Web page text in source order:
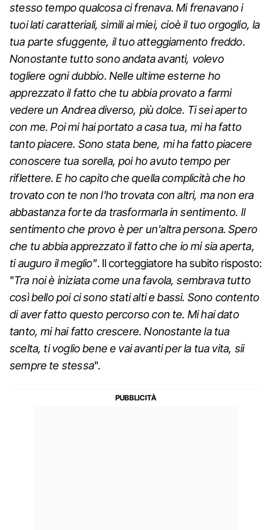
stesso tempo qualcosa ci frenava. Mi frenavano i
tuoi lati caratteriali, simili ai miei, cioè il tuo orgoglio, la
tua parte sfuggente, il tuo atteggiamento freddo.
Nonostante tutto sono andata avanti, volevo
togliere ogni dubbio. Nelle ultime esterne ho
apprezzato il fatto che tu abbia provato a farmi
vedere un Andrea diverso, più dolce. Ti sei aperto
con me. Poi mi hai portato a casa tua, mi ha fatto
tanto piacere. Sono stata bene, mi ha fatto piacere
conoscere tua sorella, poi ho avuto tempo per
riflettere. E ho capito che quella complicità che ho
trovato con te non l'ho trovata con altri, ma non era
abbastanza forte da trasformarla in sentimento. Il
sentimento che provo è per un'altra persona. Spero
che tu abbia apprezzato il fatto che io mi sia aperta,
ti auguro il meglio". Il corteggiatore ha subito risposto:
"Tra noi è iniziata come una favola, sembrava tutto
così bello poi ci sono stati alti e bassi. Sono contento
di aver fatto questo percorso con te. Mi hai dato
tanto, mi hai fatto crescere. Nonostante la tua
scelta, ti voglio bene e vai avanti per la tua vita, sii
sempre te stessa".